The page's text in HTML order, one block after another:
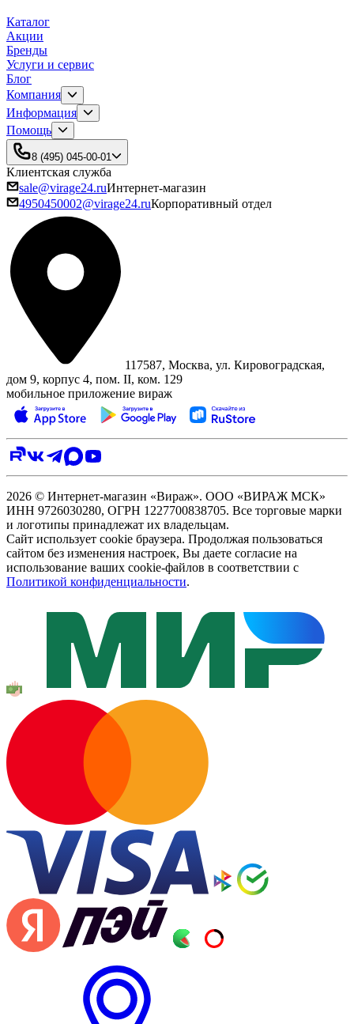
Каталог
Акции
Бренды
Услуги и сервис
Блог
Компания
Информация
Помощь
8 (495) 045-00-01
Клиентская служба
sale@virage24.ruИнтернет-магазин
4950450002@virage24.ruКорпоративный отдел
117587, Москва, ул. Кировоградская,
дом 9, корпус 4, пом. II, ком. 129
мобильное приложение вираж
2026 © Интернет-магазин «Вираж». ООО «ВИРАЖ МСК»
ИНН 9726030280, ОГРН 1227700838705. Все торговые марки
и логотипы принадлежат их владельцам.
Сайт использует cookie браузера. Продолжая пользоваться
сайтом без изменения настроек, Вы даете согласие на
использование ваших cookie-файлов в соответствии с
Политикой конфиденциальности.